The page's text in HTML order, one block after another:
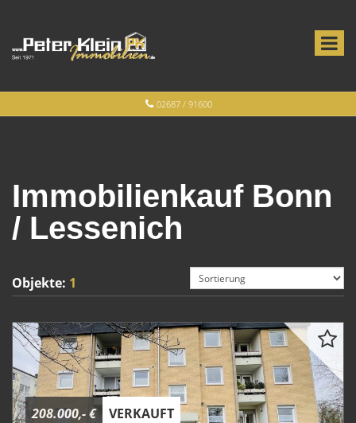
02687 / 91600
Immobilienkauf Bonn
/ Lessenich
Objekte: 1
208.000,- € VERKAUFT